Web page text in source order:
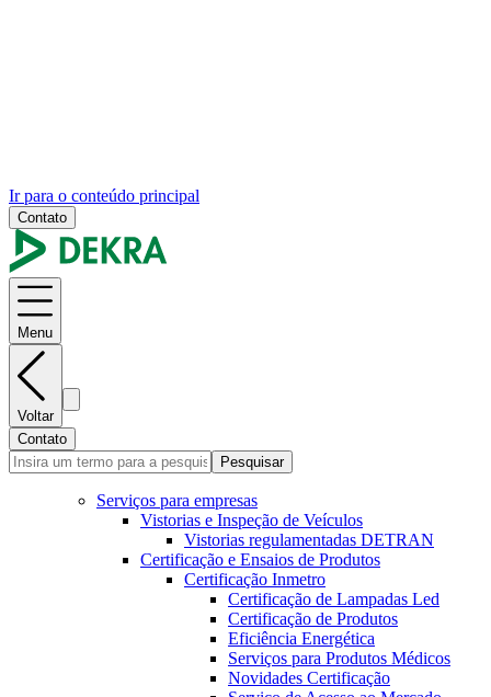
Ir para o conteúdo principal
Contato
Menu
Voltar
Contato
Pesquisar
Serviços para empresas
Vistorias e Inspeção de Veículos
Vistorias regulamentadas DETRAN
Certificação e Ensaios de Produtos
Certificação Inmetro
Certificação de Lampadas Led
Certificação de Produtos
Eficiência Energética
Serviços para Produtos Médicos
Novidades Certificação